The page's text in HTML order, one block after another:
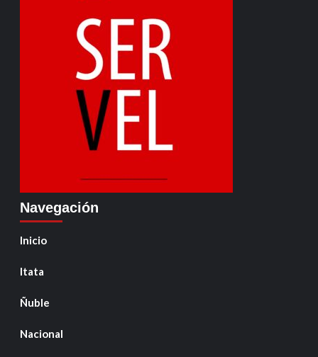
Navegación
Inicio
Itata
Ñuble
Nacional